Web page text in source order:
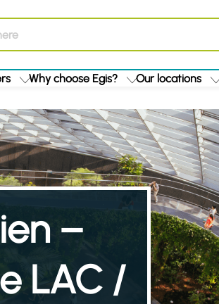
Why choose Egis? Our locations
–
LAC /